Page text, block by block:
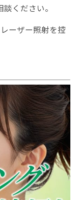
ください。
ーザー照射を控